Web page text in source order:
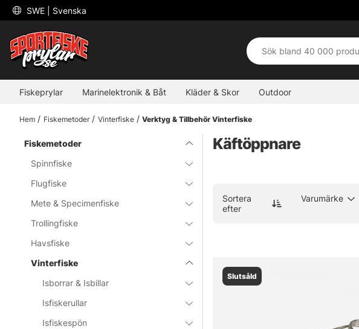
SWE | Svenska
Fiskeprylar Marinelektronik & Båt Kläder & Skor Outdoor
Hem Fiskemetoder Vinterfiske Verktyg & Tillbehör Vinterfiske
Fiskemetoder
Spinnfiske
Flugfiske
Mete & Specimenfiske
Trollingfiske
Havsfiske
Vinterfiske
Isborrar & Isbillar
Isfiskerullar
Isfiskespön
Käftöppnare
Sortera
efter
Varumärke
Slutsåld